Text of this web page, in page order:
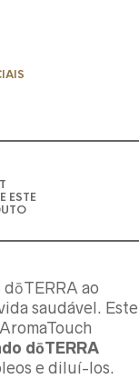
ESTE
ao
saudável. Este
dōTERRA
e diluí-los.